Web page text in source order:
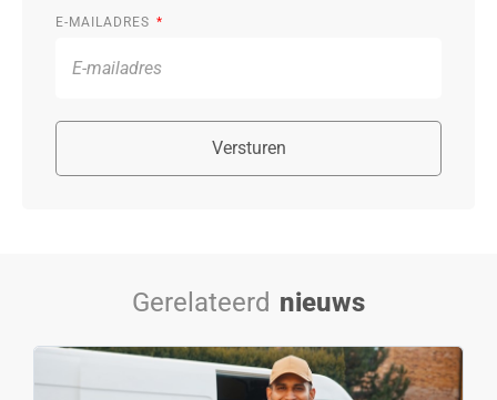
E-MAILADRES
Versturen
Gerelateerd nieuws